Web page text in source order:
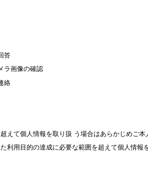
答
ラ画像の確認
絡
て個人情報を取り扱 う場合はあらかじめご本
利用目的の達成に必要な範囲を超えて個人情報